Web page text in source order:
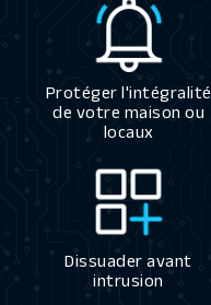
Protéger l'intégralité
de votre maison ou
locaux
Dissuader avant
intrusion